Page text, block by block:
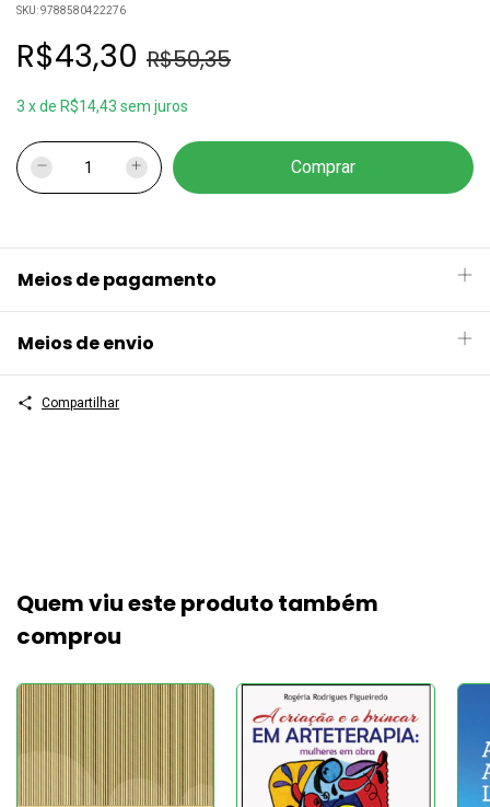
SKU:9788580422276
R$43,30 R$50,35
3 xde R$14,43 sem juros
Meios de pagamento
Meios de envio
Compartilhar
Quem viu este produto também
comprou